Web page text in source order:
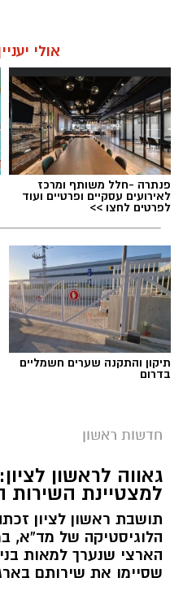
אולי
פנתרה -חלל משותף ומרכז
לאירועים עסקיים ופרטיים ועוד
לפרטים לחצו >>
תיקון והתקנה שערים חשמליים
בדרום
חדשות ראשון
גאווה לראשון
למצטיינת השירות
תושבת ראשון לציון
הלוגיסטיקה של מד”א,
הארצי שנערך למאות
שסיימו את שירותם